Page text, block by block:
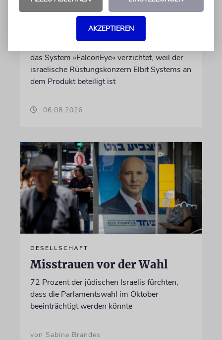
kann nicht mehr im Nebel
das System »FalconEye« verzichtet, weil der
israelische Rüstungskonzern Elbit Systems an
dem Produkt beteiligt ist
06.08.2026
GESELLSCHAFT
Misstrauen vor der Wahl
72 Prozent der jüdischen Israelis fürchten,
dass die Parlamentswahl im Oktober
beeinträchtigt werden könnte
von Sabine Brandes
AKZEPTIEREN